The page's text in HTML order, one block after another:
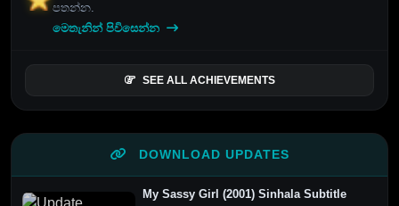
පතන්න.
මෙතැනින් පිවිසෙන්න
SEE ALL ACHIEVEMENTS
DOWNLOAD UPDATES
My Sassy Girl (2001) Sinhala Subtitle